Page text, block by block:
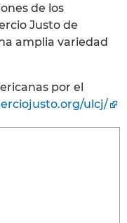
de los
Justo de
amplia variedad
por el
ulcj/